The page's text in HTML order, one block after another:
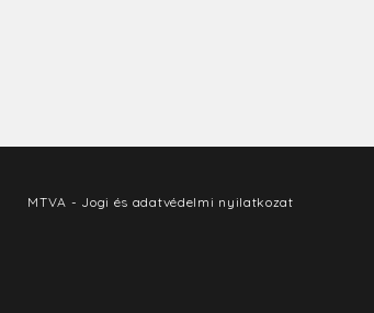
MTVA - Jogi és adatvédelmi nyilatkozat